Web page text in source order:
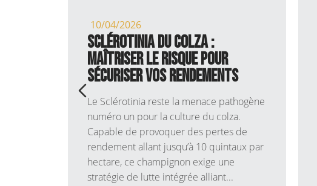
10/04/2026
Sclérotinia du Colza :
Maîtriser le risque pour
sécuriser vos rendements
Le Sclérotinia reste la menace pathogène
numéro un pour la culture du colza.
Capable de provoquer des pertes de
rendement allant jusqu’à 10 quintaux par
hectare, ce champignon exige une
stratégie de lutte intégrée alliant...